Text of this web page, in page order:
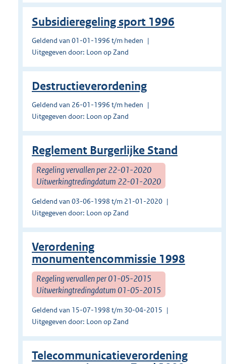
Subsidieregeling sport 1996
Geldend van 01-01-1996 t/m heden
Uitgegeven door: Loon op Zand
Destructieverordening
Geldend van 26-01-1996 t/m heden
Uitgegeven door: Loon op Zand
Reglement Burgerlijke Stand
Regeling vervallen per 22-01-2020
Uitwerkingtredingdatum 22-01-2020
Geldend van 03-06-1998 t/m 21-01-2020
Uitgegeven door: Loon op Zand
Verordening
monumentencommissie 1998
Regeling vervallen per 01-05-2015
Uitwerkingtredingdatum 01-05-2015
Geldend van 15-07-1998 t/m 30-04-2015
Uitgegeven door: Loon op Zand
Telecommunicatieverordening